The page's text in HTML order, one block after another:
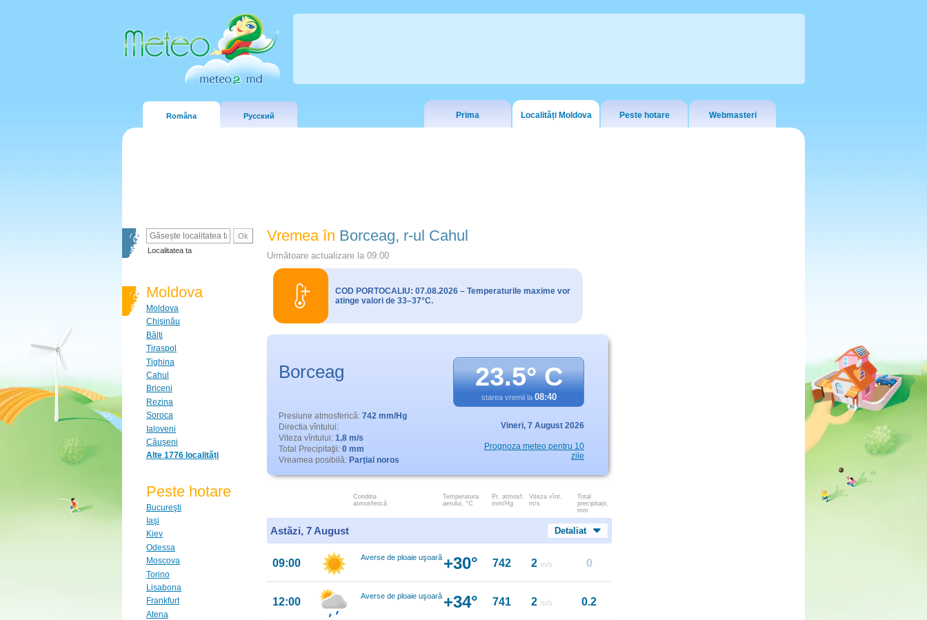
Româna Русский Prima Localități Moldova Peste hotare Webmasteri
Localitatea ta
Moldova
Moldova
Chişinău
Bălţi
Tiraspol
Tighina
Cahul
Briceni
Rezina
Soroca
Ialoveni
Căuşeni
Alte 1776 localități
Peste hotare
Bucureşti
Iaşi
Kiev
Odessa
Moscova
Torino
Lisabona
Frankfurt
Atena
Vremea în Borceag, r-ul Cahul
Următoare actualizare la 09:00
COD PORTOCALIU: 07.08.2026 – Temperaturile maxime vor
atinge valori de 33–37°C.
Borceag 23.5° C
starea vremii la 08:40
Presiune atmosferică: 742 mm/Hg
Directia vîntului:
Viteza vîntului: 1,8 m/s
Total Precipitaţii: 0 mm
Vreamea posibilă: Parţial noros
Vineri, 7 August 2026
Prognoza meteo pentru 10
zile
Conditia
atmosferică
Temperatura
aerului, °C
Pr. atmosf.
mm/Hg
Viteza vînt.
m/s
Total
precipitații,
mm
Astăzi, 7 August Detaliat
09:00 Averse de ploaie uşoară +30° 742 2 m/s 0
12:00 Averse de ploaie uşoară +34° 741 2 m/s 0.2